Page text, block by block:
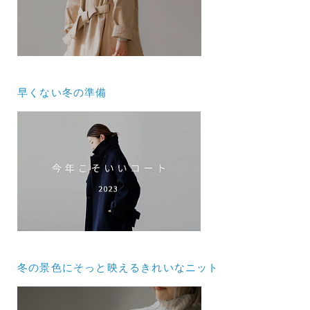
早くない冬の準備
冬の景色にそっと映えるきれいなニット